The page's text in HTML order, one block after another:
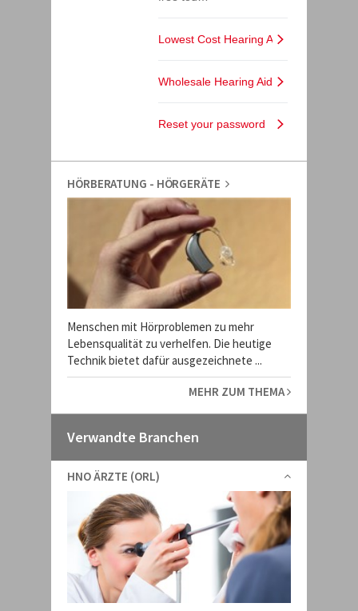
HÖRBERATUNG - HÖRGERÄTE
Menschen mit Hörproblemen zu mehr
Lebensqualität zu verhelfen. Die heutige
Technik bietet dafür ausgezeichnete ...
MEHR ZUM THEMA
Verwandte Branchen
HNO ÄRZTE (ORL)